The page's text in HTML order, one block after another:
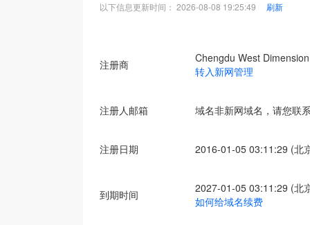
以下信息更新时间： 2026-08-08 19:25:49 刷新
注册商
Chengdu West
转入新网管理
注册人邮箱 域名非新网域名，请您联
注册日期 2016-01-05 03:11:29 (北
到期时间
2027-01-05 03:11:29 (北
如何给域名续费